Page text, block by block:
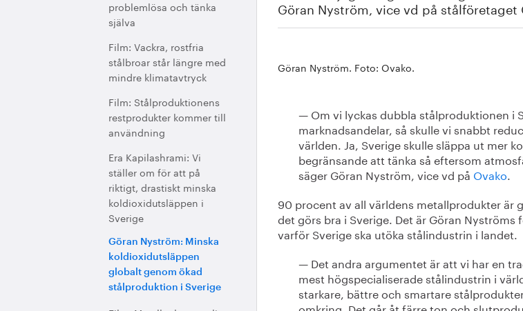
problemlösa och tänka
själva
Film: Vackra, rostfria
stålbroar står längre med
mindre klimatavtryck
Film: Stålproduktionens
restprodukter kommer till
användning
Era Kapilashrami: Vi
ställer om för att på
riktigt, drastiskt minska
koldioxidutsläppen i
Sverige
Göran Nyström: Minska
koldioxidutsläppen
globalt genom ökad
stålproduktion i Sverige
Göran Nyström, vice vd på stålföretaget
Göran Nyström. Foto: Ovako.
— Om vi lyckas dubbla stålproduktionen i
marknadsandelar, så skulle vi snabbt
världen. Ja, Sverige skulle släppa ut mer
begränsande att tänka så eftersom
säger Göran Nyström, vice vd på Ovako.
90 procent av all världens metallprodukter är
det görs bra i Sverige. Det är Göran
varför Sverige ska utöka stålindustrin i landet.
— Det andra argumentet är att vi har en
mest högspecialiserade stålindustrin i
starkare, bättre och smartare